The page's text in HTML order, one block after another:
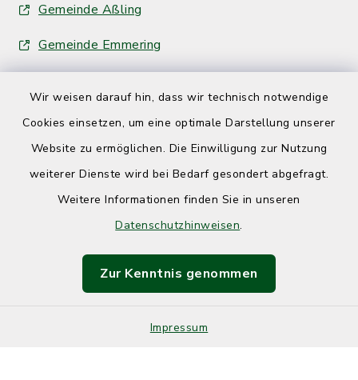
Wir weisen darauf hin, dass wir technisch notwendige
Cookies einsetzen, um eine optimale Darstellung unserer
Website zu ermöglichen. Die Einwilligung zur Nutzung
weiterer Dienste wird bei Bedarf gesondert abgefragt.
Weitere Informationen finden Sie in unseren
Datenschutzhinweisen.
Zur Kenntnis genommen
Impressum
Gemeinde Aßling
Gemeinde Emmering
Barrierefreiheit
Impressum
Sitemap